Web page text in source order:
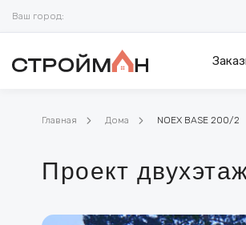
Ваш город:
Главная Дома NOEX BASE 200/2
Проект